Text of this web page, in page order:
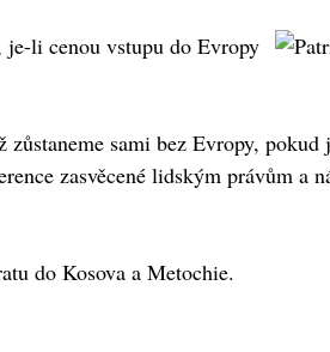
je-li cenou vstupu do Evropy
sami bez Evropy, pokud
zasvěcené lidským právům a
do Kosova a Metochie.